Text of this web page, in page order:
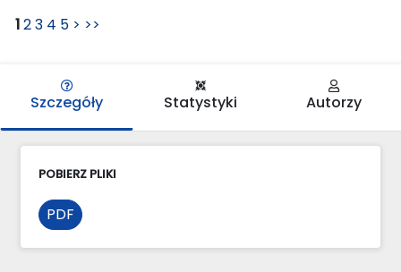
123 4 5 > >>
Szczegóły Statystyki Autorzy
POBIERZ PLIKI
PDF